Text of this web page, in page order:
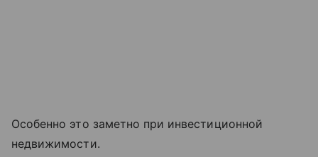
Особенно это заметно при инвестиционной
недвижимости.